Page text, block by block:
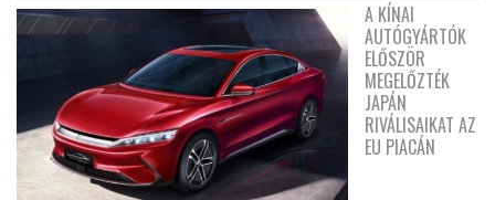
A KÍNAI
AUTÓGYÁRTÓK
ELŐSZÖR
MEGELŐZTÉK
JAPÁN
RIVÁLISAIKAT AZ
EU PIACÁN